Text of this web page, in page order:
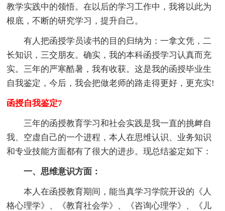
教学实践中的领悟。在以后的学习工作中，我将以此为
根底，不断的研究学习，提升自己。
有人把函授学员读书的目的归纳为：一拿文凭，二
长知识，三交朋友。确实，我的本科函授学习认真而充
实。三年的严寒酷暑，我有收获。这是我的函授毕业生
自我鉴定，今后，我会把做老师的路走得更好，更充实!
函授自我鉴定7
三年的函授教育学习和社会实践是我一直的挑衅自
我、空虚自己的一个进程，本人在思维认识、业务知识
和专业技能方面都有了很大的进步。现总结鉴定如下：
一、思维意识方面：
本人在函授教育期间，能当真学习学院开设的《人
格心理学》、《教育社会学》、《咨询心理学》、《儿